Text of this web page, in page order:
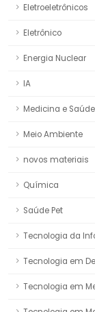
Eletroeletrônicos
Eletrônico
Energia Nuclear
IA
Medicina e Saúde
Meio Ambiente
novos materiais
Química
Saúde Pet
Tecnologia da
Tecnologia em
Tecnologia em